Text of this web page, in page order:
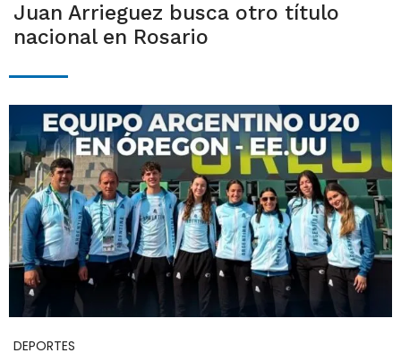
Juan Arrieguez busca otro título
nacional en Rosario
DEPORTES